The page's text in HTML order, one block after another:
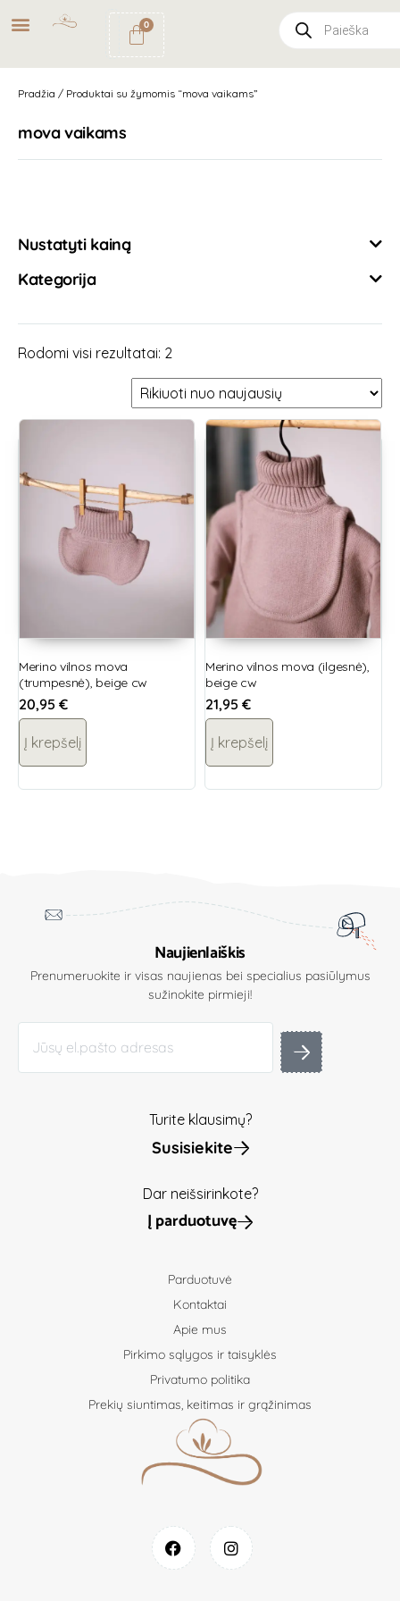
NEMOKAMAS
PRISTATYMAS
PAŠTOMATU
UŽSAKYMAMS NUO
0
Pradžia / Produktai su žymomis “mova vaikams”
mova vaikams
Nustatyti kainą
Kategorija
Rodomi visi rezultatai: 2
Merino vilnos mova
(trumpesnė), beige cw
20,95 €
Į krepšelį
Merino vilnos mova (ilgesnė),
beige cw
21,95 €
Į krepšelį
Naujienlaiškis
Prenumeruokite ir visas naujienas bei specialius pasiūlymus
sužinokite pirmieji!
Turite klausimų?
Susisiekite
Dar neišsirinkote?
Į parduotuvę
Parduotuvė
Kontaktai
Apie mus
Pirkimo sąlygos ir taisyklės
Privatumo politika
Prekių siuntimas, keitimas ir grąžinimas